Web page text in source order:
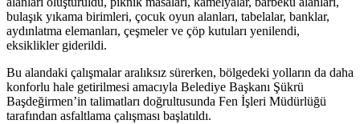
bulaşık yıkama birimleri, çocuk oyun alanları, tabelalar, banklar,
aydınlatma elemanları, çeşmeler ve çöp kutuları yenilendi,
eksiklikler giderildi.
Bu alandaki çalışmalar aralıksız sürerken, bölgedeki yolların da daha
konforlu hale getirilmesi amacıyla Belediye Başkanı Şükrü
Başdeğirmen’in talimatları doğrultusunda Fen İşleri Müdürlüğü
tarafından asfaltlama çalışması başlatıldı.